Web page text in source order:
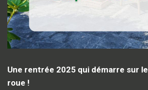
Une rentrée 2025 qui démarre sur
roue !